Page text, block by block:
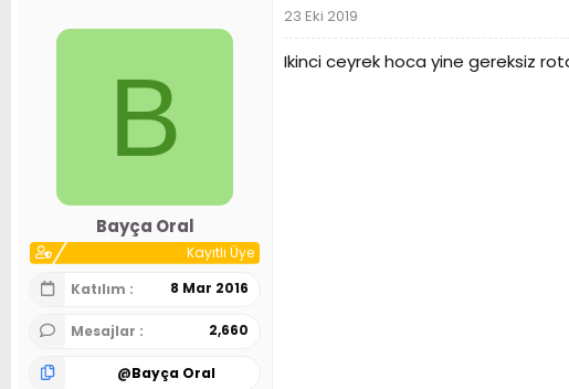
B
Bayça Oral
Kayıtlı Üye
Katılım
8 Mar 2016
Mesajlar 2,660
@Bayça Oral
23 Eki 2019
Ikinci ceyrek hoca yine gereksiz